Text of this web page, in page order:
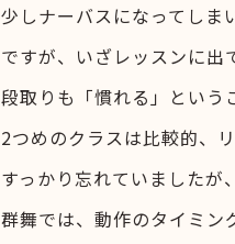
少しナーバスになってしま
ですが、いざレッスンに出
段取りも「慣れる」という
2つめのクラスは比較的、
すっかり忘れていましたが
群舞では、動作のタイミン